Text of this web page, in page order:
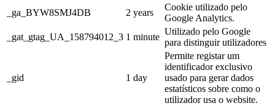
_ga_BYW8SMJ4DB
2 years
Cookie utilizado pelo
Google Analytics.
_gat_gtag_UA_158794012_3 1 minute
Utilizado pelo Google
para distinguir utilizadores
_gid 1 day
Permite registar um
identificador exclusivo
usado para gerar dados
estatísticos sobre como o
utilizador usa o website.